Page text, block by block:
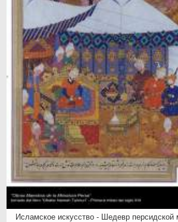
Исламское искусство - Шедевр